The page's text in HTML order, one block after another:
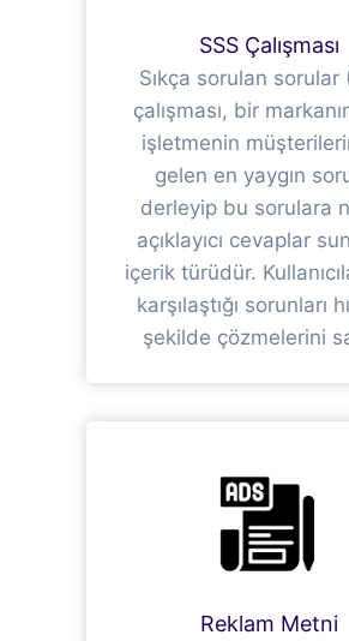
SSS Çalışması
Sıkça sorulan sorular
çalışması, bir
işletmenin
gelen en yaygın
derleyip bu sorulara
açıklayıcı cevaplar
içerik türüdür.
karşılaştığı sorunları
şekilde çözmelerini
Reklam Metni